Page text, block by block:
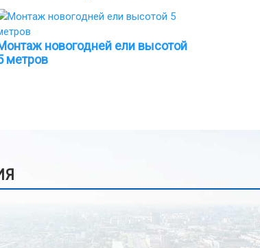
новогодней ели высотой
метров